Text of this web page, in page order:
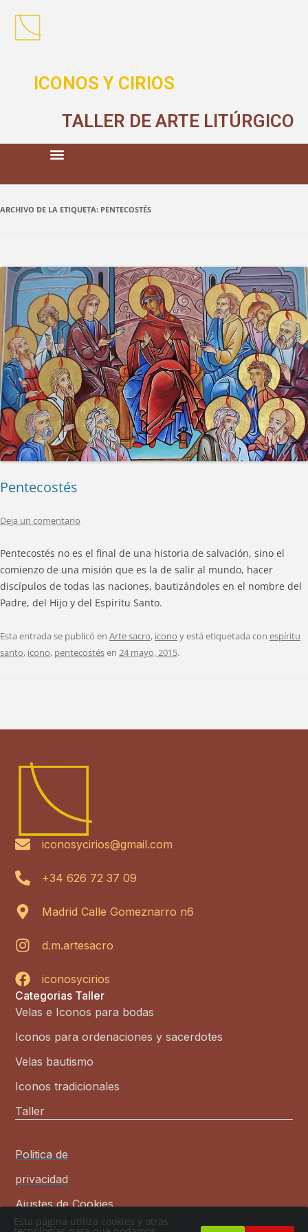
ICONOS Y CIRIOS
TALLER DE ARTE LITÚRGICO
ARCHIVO DE LA ETIQUETA: PENTECOSTÉS
Pentecostés
Deja un comentario
Pentecostés no es el final de una historia de salvación, sino el
comienzo de una misión que es la de salir al mundo, hacer
discípulos de todas las naciones, bautizándoles en el nombre del
Padre, del Hijo y del Espíritu Santo.
Esta entrada se publicó en Arte sacro, icono y está etiquetada con espíritu
santo, icono, pentecostésen 24 mayo, 2015.
iconosycirios@gmail.com
+34 626 72 37 09
Madrid Calle Gomeznarro n6
d.m.artesacro
iconosycirios
Categorias Taller
Velas e Iconos para bodas
Iconos para ordenaciones y sacerdotes
Velas bautismo
Iconos tradicionales
Taller
ICONOSYCIRIOS
Politica de
privacidad
Ajustes de Cookies
Esta página utiliza cookies y otras